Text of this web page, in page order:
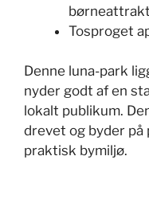
Tosproget
Denne luna-park
nyder godt af en
lokalt publikum.
drevet og byder
praktisk bymiljø.